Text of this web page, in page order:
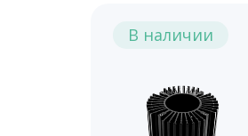
В наличии